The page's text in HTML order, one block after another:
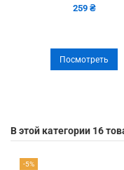
259 ₴
Посмотреть
В этой категории 16
-5%